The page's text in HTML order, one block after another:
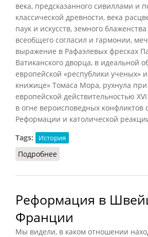
века, предсказанного сивиллами и
классической древности, века
паук и искусств, земного
всеобщего согласил и гармонии,
выражение в Рафаэлевых фресках
Ватиканского дворца, в идеальной
европейской «республики ученых»
книжице» Томаса Мора, рухнула при
европейской действительностью XVI
в огне вероисповедных конфликтов
Реформации и католической
Tags:
История
Подробнее
Реформация в
Франции
Мы видели, в каком отношении